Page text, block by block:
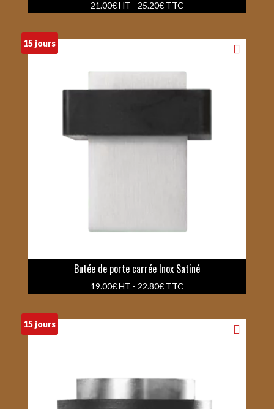
21.00€HT - 25.20€TTC
15 jours
Butée de porte carrée Inox Satiné
19.00€HT - 22.80€TTC
15 jours